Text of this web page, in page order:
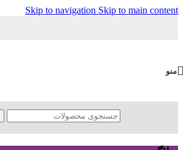
Skip to navigation Skip to main content
منو